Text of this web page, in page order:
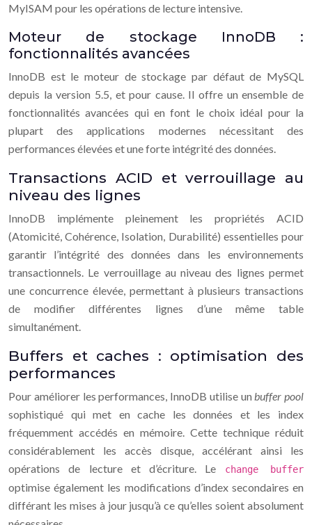
MyISAM pour les opérations de lecture intensive.
Moteur de stockage InnoDB :
fonctionnalités avancées
InnoDB est le moteur de stockage par défaut de MySQL
depuis la version 5.5, et pour cause. Il offre un ensemble de
fonctionnalités avancées qui en font le choix idéal pour la
plupart des applications modernes nécessitant des
performances élevées et une forte intégrité des données.
Transactions ACID et verrouillage au
niveau des lignes
InnoDB implémente pleinement les propriétés ACID
(Atomicité, Cohérence, Isolation, Durabilité) essentielles pour
garantir l’intégrité des données dans les environnements
transactionnels. Le verrouillage au niveau des lignes permet
une concurrence élevée, permettant à plusieurs transactions
de modifier différentes lignes d’une même table
simultanément.
Buffers et caches : optimisation des
performances
Pour améliorer les performances, InnoDB utilise unbuffer pool
sophistiqué qui met en cache les données et les index
fréquemment accédés en mémoire. Cette technique réduit
considérablement les accès disque, accélérant ainsi les
opérations de lecture et d’écriture. Le
change buffer
optimise également les modifications d’index secondaires en
différant les mises à jour jusqu’à ce qu’elles soient absolument